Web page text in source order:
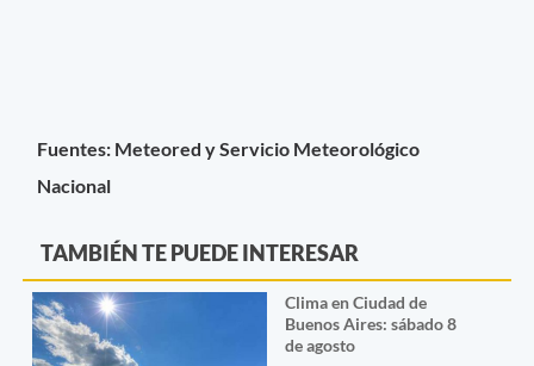
Fuentes: Meteored y Servicio Meteorológico
Nacional
TAMBIÉN TE PUEDE INTERESAR
Clima en Ciudad de
Buenos Aires: sábado 8
de agosto